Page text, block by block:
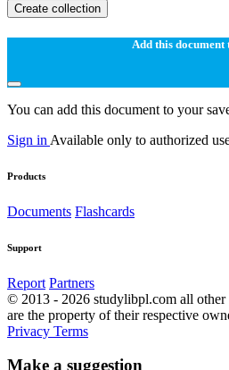
Create collection
Add this document
You can add this document to your
Sign in Available only to authorized
Products
Documents Flashcards
Support
Report Partners
© 2013 - 2026 studylibpl.com all other
are the property of their respective
Privacy Terms
Make a suggestion